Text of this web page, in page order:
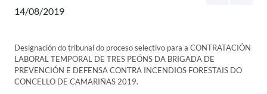
14/08/2019
Designación do tribunal do proceso selectivo para a CONTRATACIÓN
LABORAL TEMPORAL DE TRES PEÓNS DA BRIGADA DE
PREVENCIÓN E DEFENSA CONTRA INCENDIOS FORESTAIS DO
CONCELLO DE CAMARIÑAS 2019.